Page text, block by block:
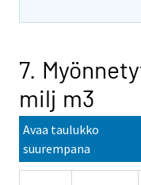
7.
milj m3
Avaa taulukko
suurempana